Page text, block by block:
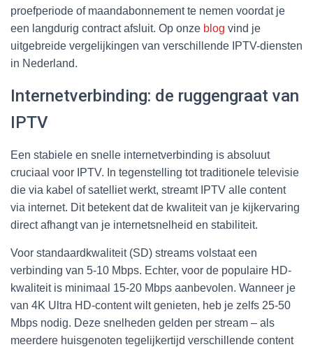
proefperiode of maandabonnement te nemen voordat je
een langdurig contract afsluit. Op onze blog vind je
uitgebreide vergelijkingen van verschillende IPTV-diensten
in Nederland.
Internetverbinding: de ruggengraat van
IPTV
Een stabiele en snelle internetverbinding is absoluut
cruciaal voor IPTV. In tegenstelling tot traditionele televisie
die via kabel of satelliet werkt, streamt IPTV alle content
via internet. Dit betekent dat de kwaliteit van je kijkervaring
direct afhangt van je internetsnelheid en stabiliteit.
Voor standaardkwaliteit (SD) streams volstaat een
verbinding van 5-10 Mbps. Echter, voor de populaire HD-
kwaliteit is minimaal 15-20 Mbps aanbevolen. Wanneer je
van 4K Ultra HD-content wilt genieten, heb je zelfs 25-50
Mbps nodig. Deze snelheden gelden per stream – als
meerdere huisgenoten tegelijkertijd verschillende content